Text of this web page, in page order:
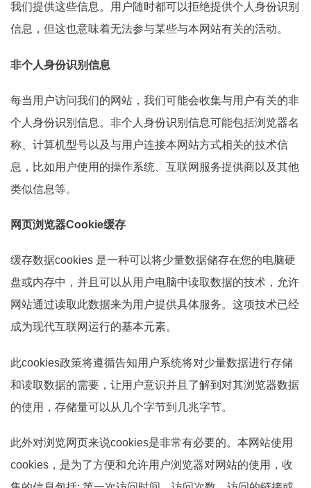
我们提供这些信息。用户随时都可以拒绝提供个人身份识别
信息，但这也意味着无法参与某些与本网站有关的活动。
非个人身份识别信息
每当用户访问我们的网站，我们可能会收集与用户有关的非
个人身份识别信息。非个人身份识别信息可能包括浏览器名
称、计算机型号以及与用户连接本网站方式相关的技术信
息，比如用户使用的操作系统、互联网服务提供商以及其他
类似信息等。
网页浏览器Cookie缓存
缓存数据cookies 是一种可以将少量数据储存在您的电脑硬
盘或内存中，并且可以从用户电脑中读取数据的技术，允许
网站通过读取此数据来为用户提供具体服务。这项技术已经
成为现代互联网运行的基本元素。
此cookies政策将遵循告知用户系统将对少量数据进行存储
和读取数据的需要，让用户意识并且了解到对其浏览器数据
的使用，存储量可以从几个字节到几兆字节。
此外对浏览网页来说cookies是非常有必要的。本网站使用
cookies，是为了方便和允许用户浏览器对网站的使用，收